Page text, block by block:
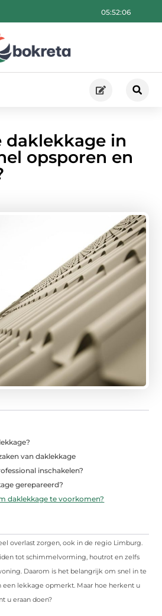
05:52:07
daklekkage in
opsporen en
van daklekkage
inschakelen?
gerepareerd?
daklekkage te voorkomen?
overlast zorgen, ook in de regio Limburg.
tot schimmelvorming, houtrot en zelfs
Daarom is het belangrijk om snel in te
een lekkage opmerkt. Maar hoe herkent u
u eraan doen?